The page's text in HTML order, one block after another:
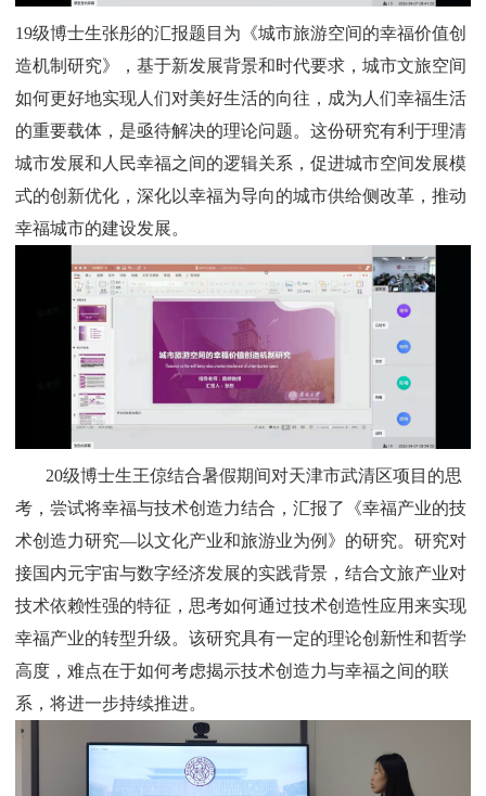
19级博士生张彤的汇报题目为《城市旅游空间的幸福价值创
造机制研究》，基于新发展背景和时代要求，城市文旅空间
如何更好地实现人们对美好生活的向往，成为人们幸福生活
的重要载体，是亟待解决的理论问题。这份研究有利于理清
城市发展和人民幸福之间的逻辑关系，促进城市空间发展模
式的创新优化，深化以幸福为导向的城市供给侧改革，推动
幸福城市的建设发展。
20级博士生王倞结合暑假期间对天津市武清区项目的思
考，尝试将幸福与技术创造力结合，汇报了《幸福产业的技
术创造力研究—以文化产业和旅游业为例》的研究。研究对
接国内元宇宙与数字经济发展的实践背景，结合文旅产业对
技术依赖性强的特征，思考如何通过技术创造性应用来实现
幸福产业的转型升级。该研究具有一定的理论创新性和哲学
高度，难点在于如何考虑揭示技术创造力与幸福之间的联
系，将进一步持续推进。